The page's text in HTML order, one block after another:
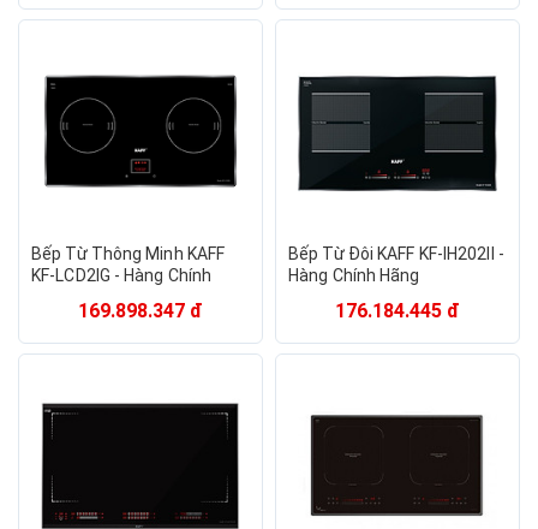
Bếp Từ Thông Minh KAFF
KF-LCD2IG - Hàng Chính
169.898.347 đ
Bếp Từ Đôi KAFF KF-IH202II -
Hàng Chính Hãng
176.184.445 đ